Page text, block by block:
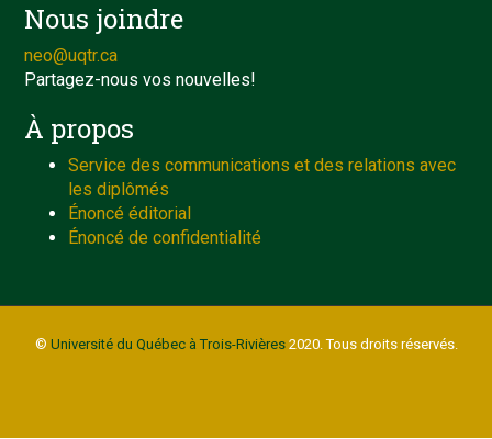
Nous joindre
neo@uqtr.ca
Partagez-nous vos nouvelles!
À propos
Service des communications et des relations avec
les diplômés
Énoncé éditorial
Énoncé de confidentialité
© Université du Québec à Trois-Rivières2020. Tous droits réservés.